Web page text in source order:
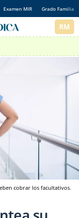
Examen MIR Grado Familia
cobrar los facultativos.